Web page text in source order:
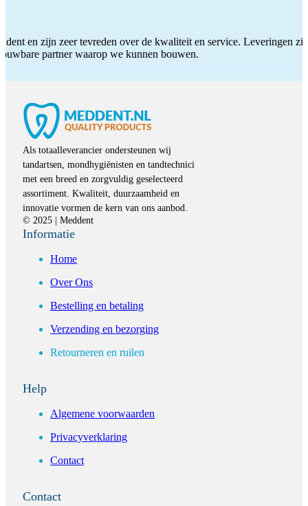
en zijn zeer tevreden over de kwaliteit en service. Leveringen
partner waarop we kunnen bouwen.
Als totaalleverancier ondersteunen wij
tandartsen, mondhygiënisten en tandtechnici
met een breed en zorgvuldig geselecteerd
assortiment. Kwaliteit, duurzaamheid en
innovatie vormen de kern van ons aanbod.
© 2025 | Meddent
Informatie
Home
Over Ons
Bestelling en betaling
Verzending en bezorging
Retourneren en ruilen
Help
Algemene voorwaarden
Privacyverklaring
Contact
Contact